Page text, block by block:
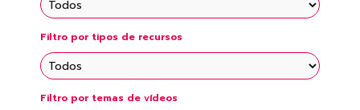
Filtro por tipos de recursos
Filtro por temas de vídeos